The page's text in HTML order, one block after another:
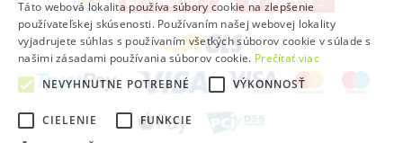
Táto webová lokalita používa súbory cookie na zlepšenie
používateľskej skúsenosti. Používaním našej webovej lokality
vyjadrujete súhlas s používaním všetkých súborov cookie v súlade s
našimi zásadami používania súborov cookie. Prečítať viac
NEVYHNUTNE POTREBNÉ
VÝKONNOSŤ
CIELENIE
FUNKCIE